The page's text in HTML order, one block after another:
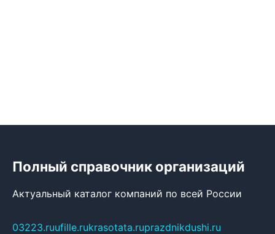
Полный справочник организаций
Актуальный каталог компаний по всей России
03223.ruufille.rukrasotata.ruprazdnikdushi.ru